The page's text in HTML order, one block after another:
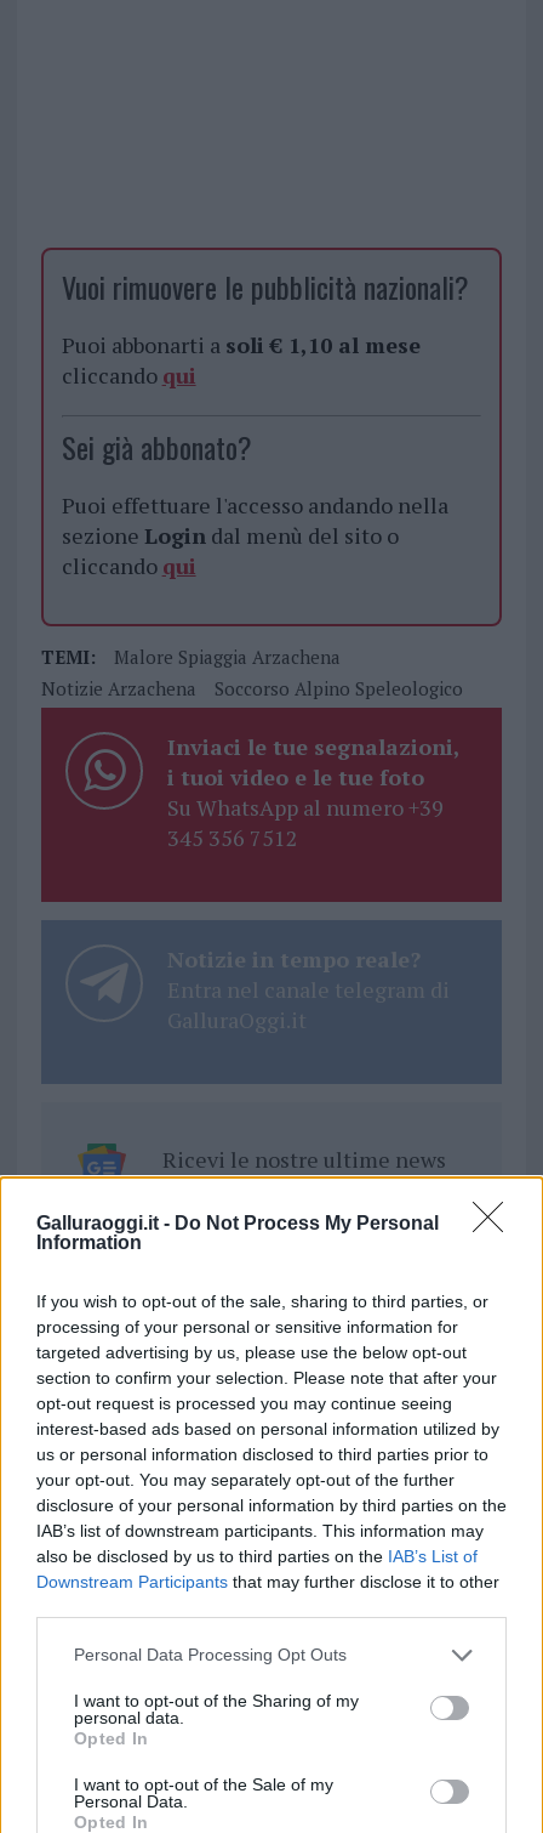
Galluraoggi.it - Do Not Process My Personal
Information
If you wish to opt-out of the sale, sharing to third parties, or
processing of your personal or sensitive information for
targeted advertising by us, please use the below opt-out
section to confirm your selection. Please note that after your
opt-out request is processed you may continue seeing
interest-based ads based on personal information utilized by
us or personal information disclosed to third parties prior to
your opt-out. You may separately opt-out of the further
disclosure of your personal information by third parties on the
IAB’s list of downstream participants. This information may
also be disclosed by us to third parties on the IAB’s List of
Downstream Participants that may further disclose it to other
Please note that this website/app uses one or more Google
not limited to your visit or usage behaviour. You may click to
grant or deny consent to Google and its third-party tags to
use your data for below specified purposes in below Google
consent section.
Personal Data Processing Opt Outs
I want to opt-out of the Sharing of my
personal data.
Opted In
I want to opt-out of the Sale of my
Personal Data.
Opted In
Vuoi rimuovere le pubblicità nazionali?
Puoi abbonarti a soli € 1,10 al mese
cliccando qui
Sei già abbonato?
Puoi effettuare l'accesso andando nella
sezione Logindal menù del sito o
cliccando qui
TEMI:
Malore Spiaggia Arzachena
Notizie Arzachena
Soccorso Alpino Speleologico
Inviaci le tue segnalazioni,
i tuoi video e le tue foto
Su WhatsApp al numero +39
345 356 7512
Notizie in tempo reale?
Entra nel canale telegram di
GalluraOggi.it
Ricevi le nostre ultime news
daGoogle News
Condividi l'articolo
F
a
ce
b
o
o
k
T
w
it
te
r
Pi
n
te
re
st
W
h
at
s
A
p
p
S
h
a
re
Articolo precedente
Prossimo articolo
NOTIZIE RECENTI
Migliori agenzie per l’Attestazione SOA in Italia:
lista delle 4 realtà più efficienti nella g…
reading su Atzeni